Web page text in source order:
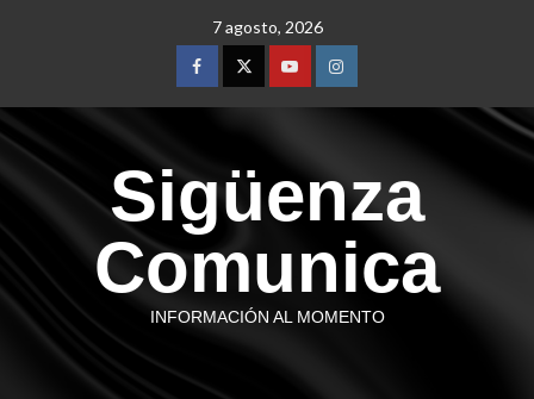
7 agosto, 2026
Sigüenza
Comunica
INFORMACIÓN AL MOMENTO